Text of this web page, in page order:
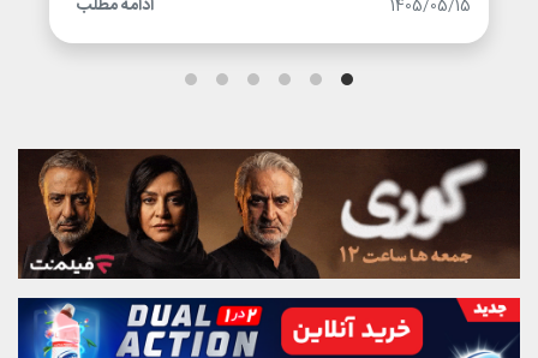
1405/05/15 ادامه مطلب